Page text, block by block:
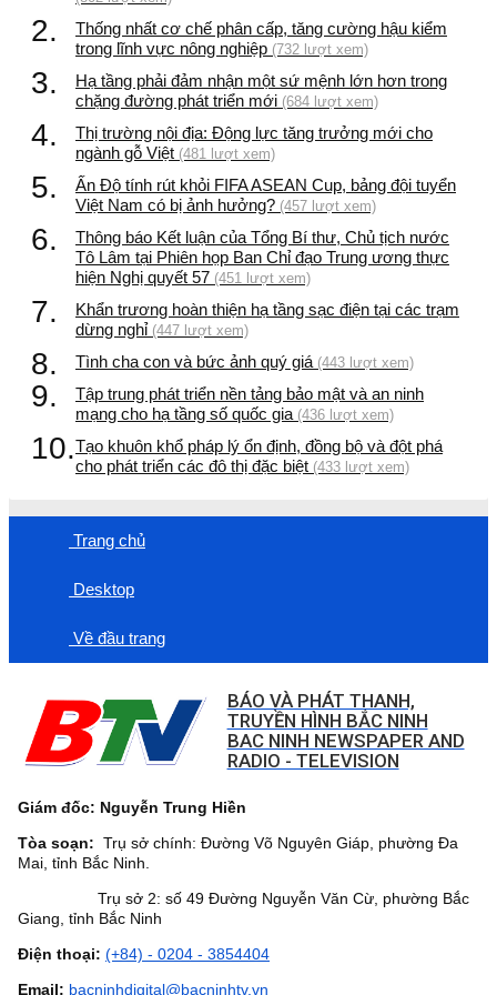
2.
Thống nhất cơ chế phân cấp, tăng cường hậu kiểm
trong lĩnh vực nông nghiệp (732 lượt xem)
3.
Hạ tầng phải đảm nhận một sứ mệnh lớn hơn trong
chặng đường phát triển mới (684 lượt xem)
4.
Thị trường nội địa: Động lực tăng trưởng mới cho
ngành gỗ Việt (481 lượt xem)
5.
Ấn Độ tính rút khỏi FIFA ASEAN Cup, bảng đội tuyển
Việt Nam có bị ảnh hưởng? (457 lượt xem)
6.
Thông báo Kết luận của Tổng Bí thư, Chủ tịch nước
Tô Lâm tại Phiên họp Ban Chỉ đạo Trung ương thực
hiện Nghị quyết 57 (451 lượt xem)
7.
Khẩn trương hoàn thiện hạ tầng sạc điện tại các trạm
dừng nghỉ (447 lượt xem)
8. Tình cha con và bức ảnh quý giá (443 lượt xem)
9.
Tập trung phát triển nền tảng bảo mật và an ninh
mạng cho hạ tầng số quốc gia (436 lượt xem)
10.Tạo khuôn khổ pháp lý ổn định, đồng bộ và đột phá
cho phát triển các đô thị đặc biệt (433 lượt xem)
Trang chủ
Desktop
Về đầu trang
BÁO VÀ PHÁT THANH,
TRUYỀN HÌNH BẮC NINH
BAC NINH NEWSPAPER AND
RADIO - TELEVISION
Giám đốc: Nguyễn Trung Hiền
Tòa soạn: Trụ sở chính: Đường Võ Nguyên Giáp, phường Đa
Mai, tỉnh Bắc Ninh.
Trụ sở 2: số 49 Đường Nguyễn Văn Cừ, phường Bắc
Giang, tỉnh Bắc Ninh
Điện thoại: (+84) - 0204 - 3854404
Email: bacninhdigital@bacninhtv.vn